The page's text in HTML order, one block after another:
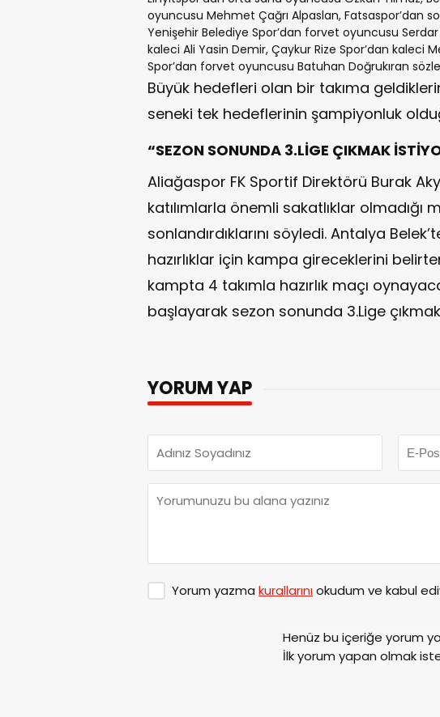
oyuncusu Mehmet Çağrı Alpaslan, Fatsaspor’dan
Yenişehir Belediye Spor’dan forvet oyuncusu
kaleci Ali Yasin Demir, Çaykur Rize Spor’dan kaleci
Spor’dan forvet oyuncusu Batuhan Doğrukıran
Büyük hedefleri olan bir takıma
seneki tek hedeflerinin şampiyonluk
“SEZON SONUNDA 3.LİGE ÇIKMAK
Aliağaspor FK Sportif Direktörü Burak
katılımlarla önemli sakatlıklar
sonlandırdıklarını söyledi. Antalya
hazırlıklar için kampa gireceklerini
kampta 4 takımla hazırlık maçı
başlayarak sezon sonunda 3.Lige
YORUM YAP
Yorum yazma kurallarınıokudum ve kabul
Henüz bu içeriğe yorum
İlk yorum yapan olmak